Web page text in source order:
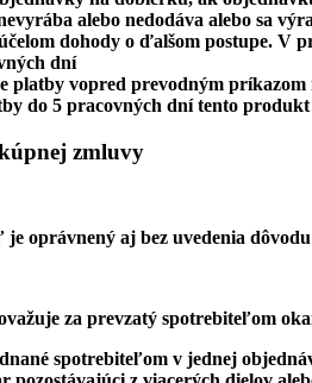
alebo nedodáva alebo sa
dohody o ďalšom postupe. V
dní
vopred prevodným príkazom
do 5 pracovných dní tento
zmluvy
je oprávnený aj bez uvedenia
za prevzatý spotrebiteľom
spotrebiteľom v jednej